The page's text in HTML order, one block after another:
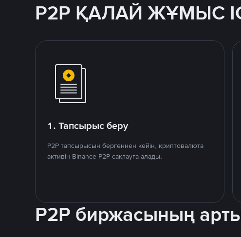
P2P ҚАЛАЙ ЖҰМЫС
1. Тапсырыс беру
P2P тапсырысын бергеннен кейін, криптовалюта
активін Binance P2P сақтауға алады.
P2P биржасының